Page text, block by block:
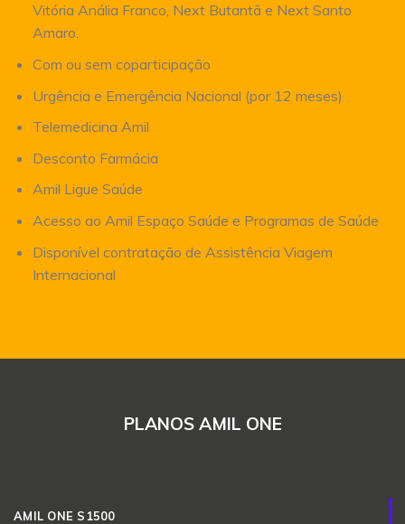
Vitória Anália Franco, Next Butantã e Next Santo
Amaro.
Com ou sem coparticipação
Urgência e Emergência Nacional (por 12 meses)
Telemedicina Amil
Desconto Farmácia
Amil Ligue Saúde
Acesso ao Amil Espaço Saúde e Programas de Saúde
Disponível contratação de Assistência Viagem
Internacional
PLANOS AMIL ONE
AMIL ONE S1500